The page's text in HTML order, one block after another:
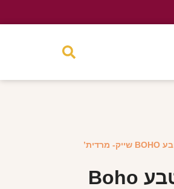
/ שרשרת שכבות תליון מטבע BOHO שייק- מרדית’
שרשרת שכבות תליון מטבע Boho